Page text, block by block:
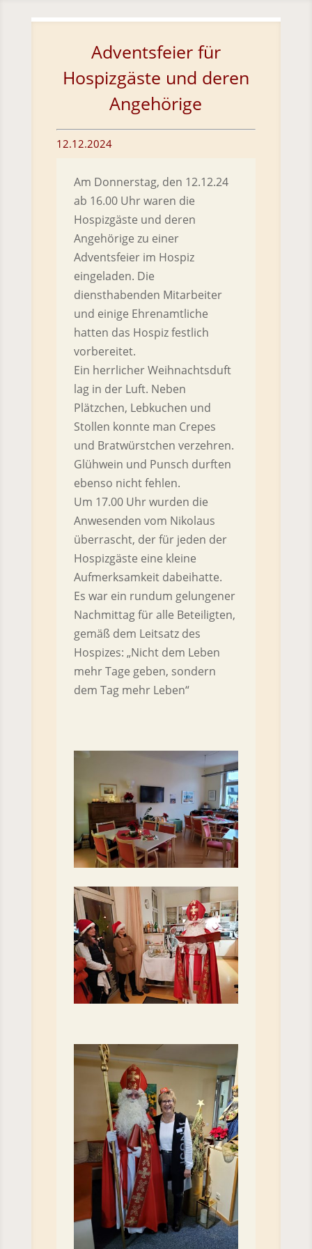
Skip To Content
Adventsfeier für
Hospizgäste und deren
Angehörige
12.12.2024
Am Donnerstag, den 12.12.24
ab 16.00 Uhr waren die
Hospizgäste und deren
Angehörige zu einer
Adventsfeier im Hospiz
eingeladen. Die
diensthabenden Mitarbeiter
und einige Ehrenamtliche
hatten das Hospiz festlich
vorbereitet.
Ein herrlicher Weihnachtsduft
lag in der Luft. Neben
Plätzchen, Lebkuchen und
Stollen konnte man Crepes
und Bratwürstchen verzehren.
Glühwein und Punsch durften
ebenso nicht fehlen.
Um 17.00 Uhr wurden die
Anwesenden vom Nikolaus
überrascht, der für jeden der
Hospizgäste eine kleine
Aufmerksamkeit dabeihatte.
Es war ein rundum gelungener
Nachmittag für alle Beteiligten,
gemäß dem Leitsatz des
Hospizes: „Nicht dem Leben
mehr Tage geben, sondern
dem Tag mehr Leben“